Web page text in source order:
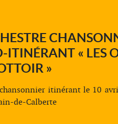
ITINÉRANT « LES
»
itinérant le 10
de-Calberte